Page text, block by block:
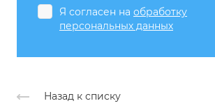
Я согласен на обработку
персональных данных
Назад к списку